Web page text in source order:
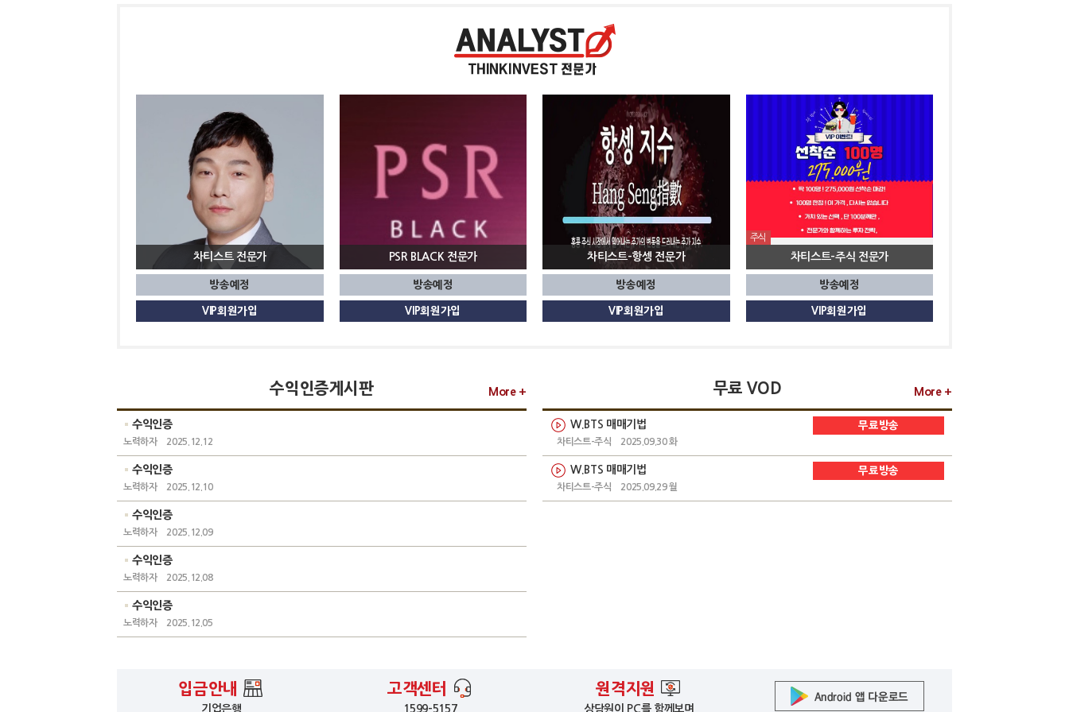
차티스트
방송예정
VIP회원가입
PSR BLACK
방송예정
VIP회원가입
차티스트-항셍
방송예정
VIP회원가입
주식
차티스트-주식
방송예정
VIP회원가입
수익인증게시판 More +
수익인증
노력하자 2025.12.12
수익인증
노력하자 2025.12.10
수익인증
노력하자 2025.12.09
수익인증
노력하자 2025.12.08
수익인증
노력하자 2025.12.05
무료 VOD More +
W.BTS 매매기법 무료방송
차티스트-주식 2025.09.30화
W.BTS 매매기법 무료방송
차티스트-주식 2025.09.29월
입금안내
기업은행
고객센터
1599-5157
원격지원
상담원이 PC를 함께보며